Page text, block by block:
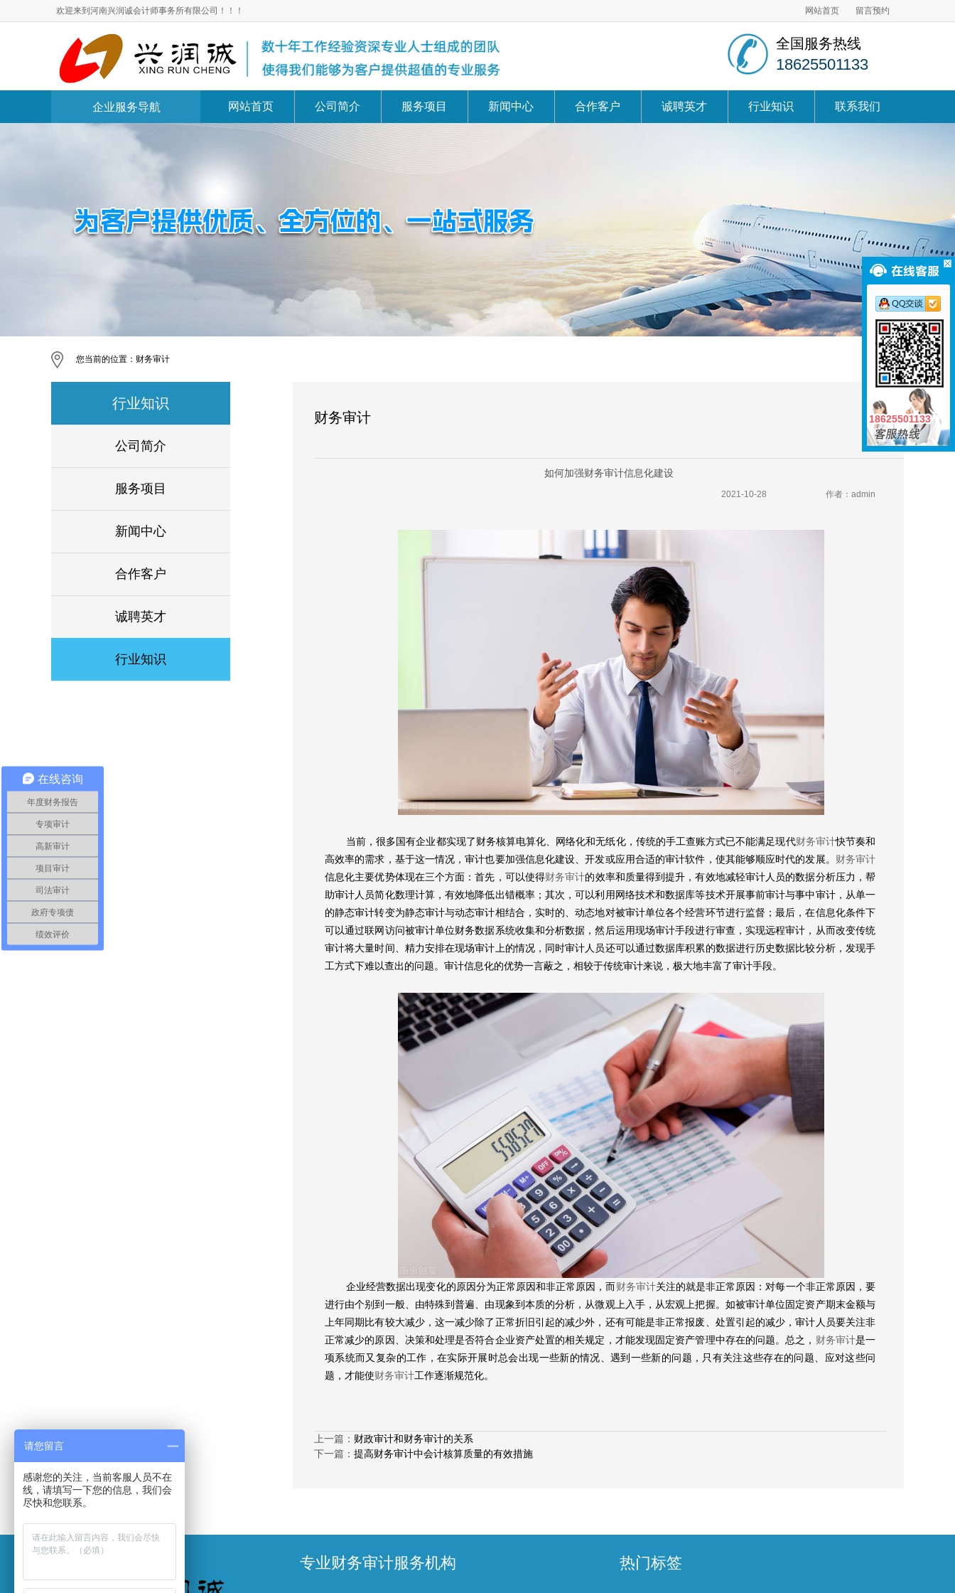
欢迎来到河南兴润诚会计师事务所有限公司！！！ 网站首页 留言预约
全国服务热线
18625501133
企业服务导航 网站首页 公司简介 服务项目 新闻中心 合作客户 诚聘英才 行业知识 联系我们
您当前的位置： 财务审计
行业知识
公司简介
服务项目
新闻中心
合作客户
诚聘英才
行业知识
财务审计
如何加强财务审计信息化建设
作者：admin
2021-10-28
当前，很多国有企业都实现了财务核算电算化、网络化和无纸化，传统的手工查账方式已不能满足现代财务审计快节奏和
高效率的需求，基于这一情况，审计也要加强信息化建设、开发或应用合适的审计软件，使其能够顺应时代的发展。 财务审计
信息化主要优势体现在三个方面：首先，可以使得财务审计的效率和质量得到提升，有效地减轻审计人员的数据分析压力，帮
助审计人员简化数理计算，有效地降低出错概率；其次，可以利用网络技术和数据库等技术开展事前审计与事中审计，从单一
的静态审计转变为静态审计与动态审计相结合，实时的、动态地对被审计单位各个经营环节进行监督；最后，在信息化条件下
可以通过联网访问被审计单位财务数据系统收集和分析数据，然后运用现场审计手段进行审查，实现远程审计，从而改变传统
审计将大量时间、精力安排在现场审计上的情况，同时审计人员还可以通过数据库积累的数据进行历史数据比较分析，发现手
工方式下难以查出的问题。审计信息化的优势一言蔽之，相较于传统审计来说，极大地丰富了审计手段。
企业经营数据出现变化的原因分为正常原因和非正常原因，而 财务审计关注的就是非正常原因：对每一个非正常原因，要
进行由个别到一般、由特殊到普遍、由现象到本质的分析，从微观上入手，从宏观上把握。如被审计单位固定资产期末金额与
上年同期比有较大减少，这一减少除了正常折旧引起的减少外，还有可能是非正常报废、处置引起的减少，审计人员要关注非
正常减少的原因、决策和处理是否符合企业资产处置的相关规定，才能发现固定资产管理中存在的问题。总之， 财务审计是一
项系统而又复杂的工作，在实际开展时总会出现一些新的情况、遇到一些新的问题，只有关注这些存在的问题、应对这些问
题，才能使财务审计工作逐渐规范化。
上一篇： 财政审计和财务审计的关系
下一篇： 提高财务审计中会计核算质量的有效措施
专业财务审计服务机构 热门标签
18625501133
18625501133
在线咨询
年度财务报告
专项审计
高新审计
项目审计
司法审计
政府专项债
绩效评价
请您留言
感谢您的关注，当前客服人员不在
线，请填写一下您的信息，我们会
尽快和您联系。